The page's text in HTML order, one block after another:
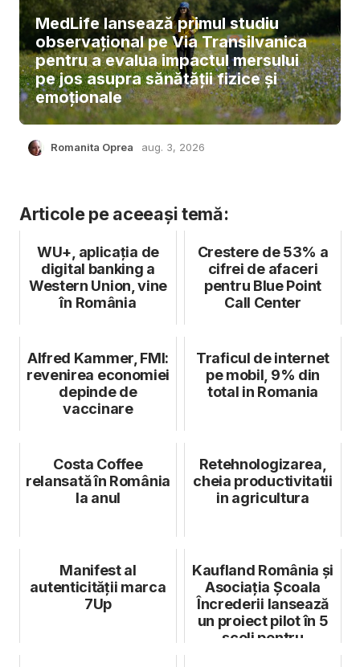
MedLife lansează primul studiu
observațional pe Via Transilvanica
pentru a evalua impactul mersului
pe jos asupra sănătății fizice și
emoționale
Romanita Oprea aug. 3, 2026
Articole pe aceeași temă:
WU+, aplicația de
digital banking a
Western Union, vine
în România
Crestere de 53% a
cifrei de afaceri
pentru Blue Point
Call Center
Alfred Kammer, FMI:
revenirea economiei
depinde de
vaccinare
Traficul de internet
pe mobil, 9% din
total in Romania
Costa Coffee
relansată în România
la anul
Retehnologizarea,
cheia productivitatii
in agricultura
Manifest al
autenticității marca
7Up
Kaufland România și
Asociația Școala
Încrederii lansează
un proiect pilot în 5
școli pentru